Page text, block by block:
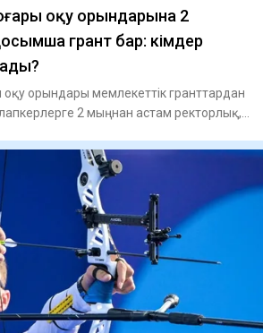
оқу орындарына 2
грант бар: кімдер
оқу орындары мемлекеттік гранттардан
2 мыңнан астам ректорлық,